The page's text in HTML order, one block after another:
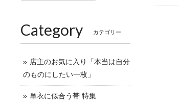
Category カテゴリー
店主のお気に入り「本当は自分
のものにしたい一枚」
単衣に似合う帯 特集